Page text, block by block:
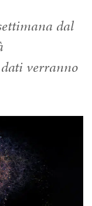
dal
verranno